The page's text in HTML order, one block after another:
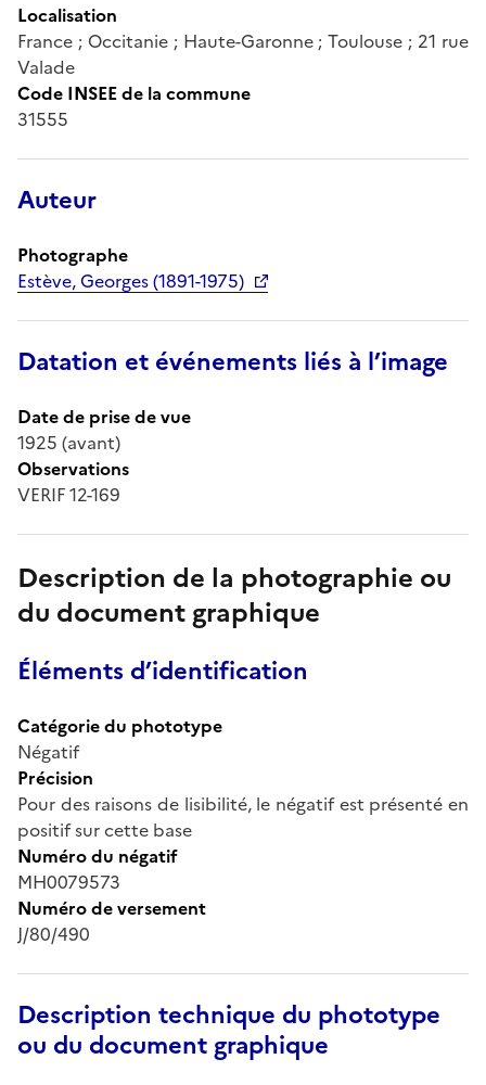
Localisation
France ; Occitanie ; Haute-Garonne ; Toulouse ; 21 rue
Valade
Code INSEE de la commune
31555
Auteur
Photographe
Estève, Georges (1891-1975)
Datation et événements liés à l’image
Date de prise de vue
1925 (avant)
Observations
VERIF 12-169
Description de la photographie ou
du document graphique
Éléments d’identification
Catégorie du phototype
Négatif
Précision
Pour des raisons de lisibilité, le négatif est présenté en
positif sur cette base
Numéro du négatif
MH0079573
Numéro de versement
J/80/490
Description technique du phototype
ou du document graphique